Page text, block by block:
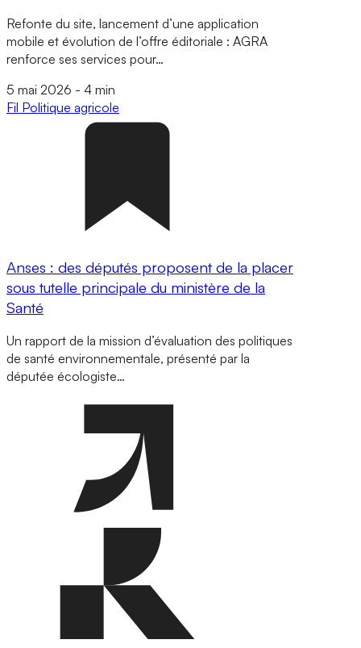
Refonte du site, lancement d’une application
mobile et évolution de l’offre éditoriale : AGRA
renforce ses services pour…
5 mai 2026 - 4 min
Fil Politique agricole
Anses : des députés proposent de la placer
sous tutelle principale du ministère de la
Santé
Un rapport de la mission d’évaluation des politiques
de santé environnementale, présenté par la
députée écologiste…